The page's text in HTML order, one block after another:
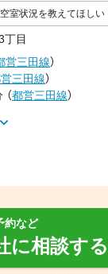
空室状況を教えてほしい
丁目
営三田線）
三田線）
（都営三田線）
約など
に相談する